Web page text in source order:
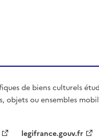
de biens culturels
objets ou ensembles
legifrance.gouv.fr